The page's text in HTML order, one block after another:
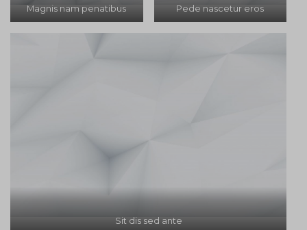
Magnis nam penatibus Pede nascetur eros
Sit dis sed ante